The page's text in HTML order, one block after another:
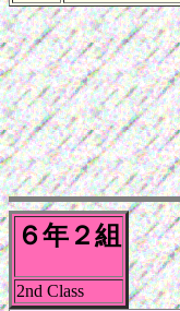
６年２組
2nd Class